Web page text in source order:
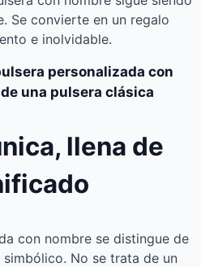
Se convierte en un regalo
e inolvidable.
personalizada con
una pulsera clásica
llena de
con nombre se distingue de
No se trata de un